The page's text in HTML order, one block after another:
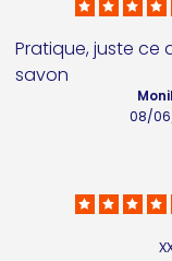
Pratique, juste ce
savon
08/